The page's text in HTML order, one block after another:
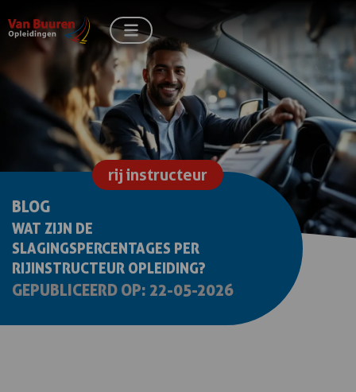
rij instructeur
BLOG
WAT ZIJN DE
SLAGINGSPERCENTAGES PER
RIJINSTRUCTEUR OPLEIDING?
GEPUBLICEERD OP: 22-05-2026